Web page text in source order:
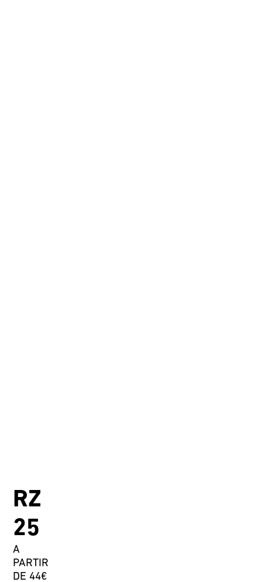
RZ
25
A
PARTIR
DE 44€